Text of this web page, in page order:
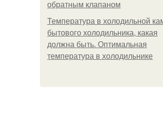
обратным клапаном
Температура в холодильной
бытового холодильника, какая
должна быть. Оптимальная
температура в холодильнике